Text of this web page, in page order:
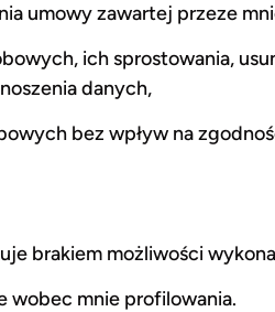
umowy zawartej przeze
ich sprostowania,
danych,
bez wpływ na
brakiem możliwości
wobec mnie profilowania.